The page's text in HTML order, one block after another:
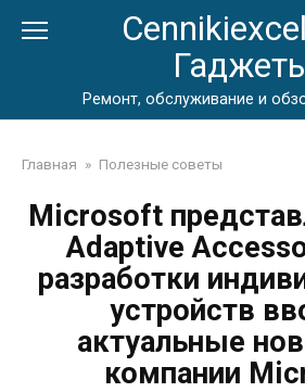
Ремонт, обслуживание и
Главная » Полезные советы
Microsoft
Adaptive
разработки
устройств
актуальные
компании